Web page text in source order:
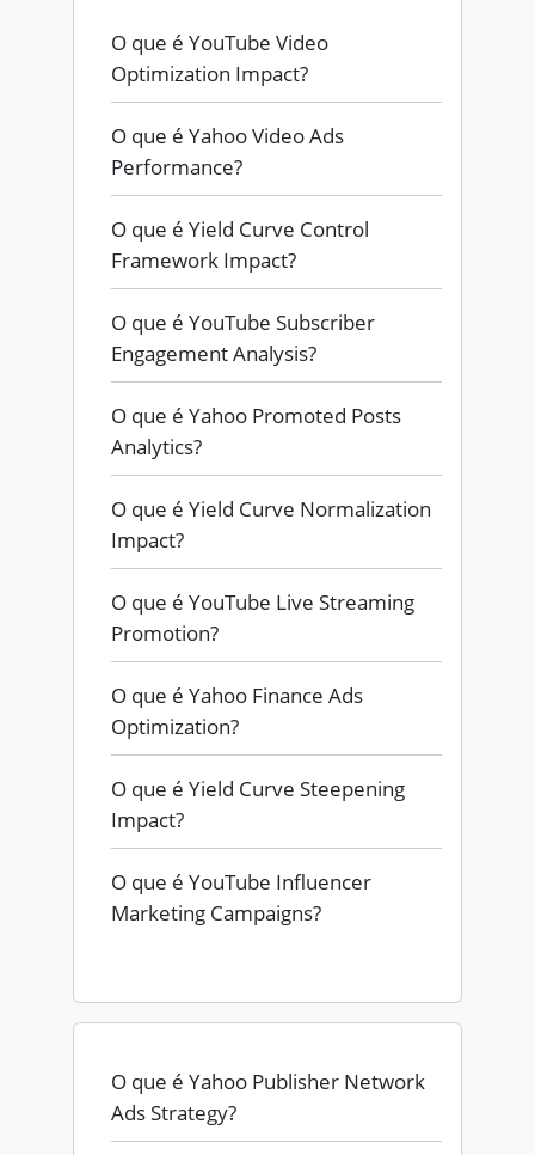
O que é YouTube Video
Optimization Impact?
O que é Yahoo Video Ads
Performance?
O que é Yield Curve Control
Framework Impact?
O que é YouTube Subscriber
Engagement Analysis?
O que é Yahoo Promoted Posts
Analytics?
O que é Yield Curve Normalization
Impact?
O que é YouTube Live Streaming
Promotion?
O que é Yahoo Finance Ads
Optimization?
O que é Yield Curve Steepening
Impact?
O que é YouTube Influencer
Marketing Campaigns?
O que é Yahoo Publisher Network
Ads Strategy?